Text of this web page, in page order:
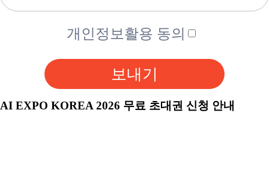
개인정보활용 동의
보내기
AI EXPO KOREA 2026 무료 초대권 신청 안내